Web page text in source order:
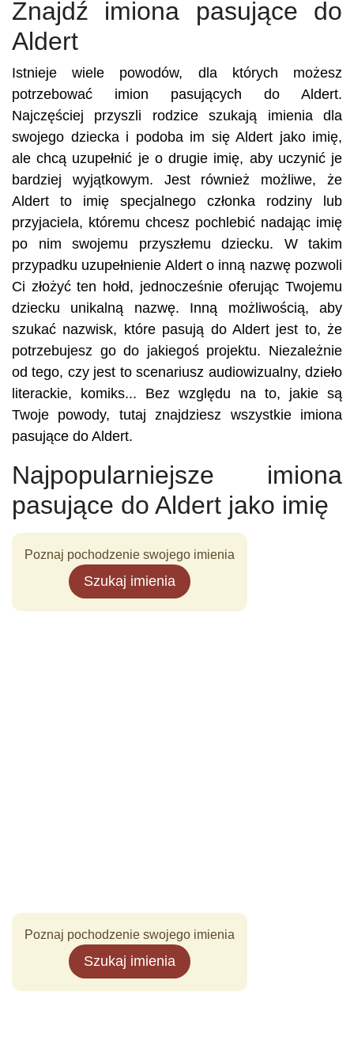
Znajdź imiona pasujące do
Aldert
Istnieje wiele powodów, dla których możesz
potrzebować imion pasujących do Aldert.
Najczęściej przyszli rodzice szukają imienia dla
swojego dziecka i podoba im się Aldert jako imię,
ale chcą uzupełnić je o drugie imię, aby uczynić je
bardziej wyjątkowym. Jest również możliwe, że
Aldert to imię specjalnego członka rodziny lub
przyjaciela, któremu chcesz pochlebić nadając imię
po nim swojemu przyszłemu dziecku. W takim
przypadku uzupełnienie Aldert o inną nazwę pozwoli
Ci złożyć ten hołd, jednocześnie oferując Twojemu
dziecku unikalną nazwę. Inną możliwością, aby
szukać nazwisk, które pasują do Aldert jest to, że
potrzebujesz go do jakiegoś projektu. Niezależnie
od tego, czy jest to scenariusz audiowizualny, dzieło
literackie, komiks... Bez względu na to, jakie są
Twoje powody, tutaj znajdziesz wszystkie imiona
pasujące do Aldert.
Najpopularniejsze imiona
pasujące do Aldert jako imię
Poznaj pochodzenie swojego imienia
Szukaj imienia
Poznaj pochodzenie swojego imienia
Szukaj imienia